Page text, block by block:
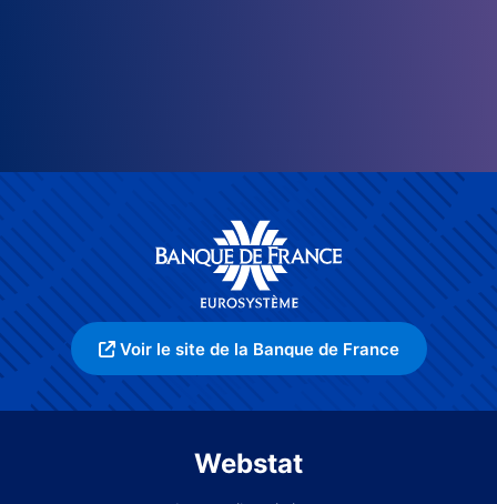
Voir le site de la Banque de France
Webstat